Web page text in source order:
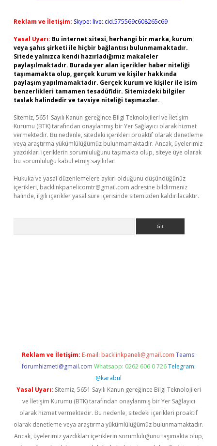
Reklam ve İletişim: Skype: live:.cid.575569c608265c69
Yasal Uyarı: Bu internet sitesi, herhangi bir marka, kurum
veya şahıs şirketi ile hiçbir bağlantısı bulunmamaktadır.
Sitede yalnızca kendi hazırladığımız makaleler
paylaşılmaktadır. Burada yer alan içerikler haber niteliği
taşımamakta olup, gerçek kurum ve kişiler hakkında
paylaşım yapılmamaktadır. Gerçek kurum ve kişiler ile isim
benzerlikleri tamamen tesadüfidir. Sitemizdeki bilgiler
taslak halindedir ve tavsiye niteliği taşımazlar.
Sitemiz, 5651 Sayılı Kanun gereğince Bilgi Teknolojileri ve İletişim
Kurumu (BTK) tarafından onaylanmış bir Yer Sağlayıcı olarak hizmet
vermektedir. Bu nedenle, sitedeki içerikleri proaktif olarak denetleme
veya araştırma yükümlülüğümüz bulunmamaktadır. Ancak, üyelerimiz
yazdıkları içeriklerin sorumluluğunu taşımakta olup, siteye üye olarak
bu sorumluluğu kabul etmiş sayılırlar.
Hukuka ve yasal düzenlemelere aykırı olduğunu düşündüğünüz
içerikleri, backlinkpanelicomtr@gmail.com adresine bildirmeniz
halinde, ilgili içerikler yasal süre içerisinde sitemizden kaldırılacaktır.
Reklam ve İletişim: E-mail: backlinkpaneli@gmail.com Teams:
forumhizmeti@gmail.com Whatsapp: 0262 606 0 726 Telegram:
@karabul
Yasal Uyarı: Sitemiz, 5651 Sayılı Kanun gereğince Bilgi Teknolojileri
ve İletişim Kurumu (BTK) tarafından onaylanmış bir Yer Sağlayıcı
olarak hizmet vermektedir. Bu nedenle, sitedeki içerikleri proaktif
olarak denetleme veya araştırma yükümlülüğümüz bulunmamaktadır.
Ancak, üyelerimiz yazdıkları içeriklerin sorumluluğunu taşımakta olup,